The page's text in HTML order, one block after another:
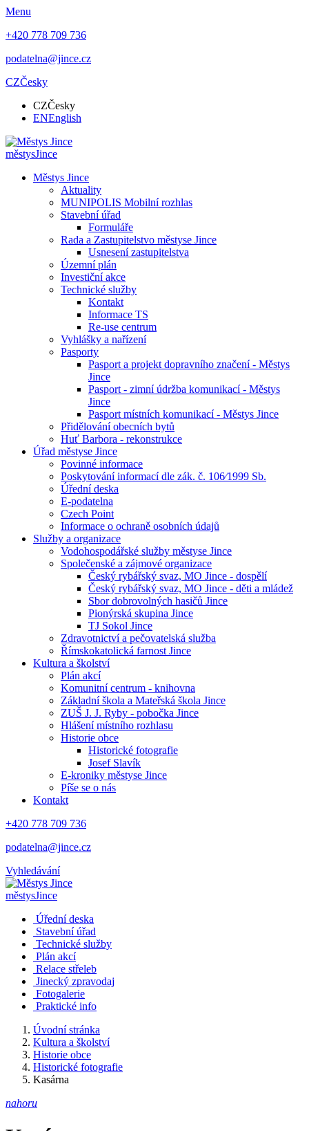
Menu
+420 778 709 736
podatelna@jince.cz
CZČesky
CZČesky
ENEnglish
městysJince
Městys Jince
Aktuality
MUNIPOLIS Mobilní rozhlas
Stavební úřad
Formuláře
Rada a Zastupitelstvo městyse Jince
Usnesení zastupitelstva
Územní plán
Investiční akce
Technické služby
Kontakt
Informace TS
Re-use centrum
Vyhlášky a nařízení
Pasporty
Pasport a projekt dopravního značení - Městys
Jince
Pasport - zimní údržba komunikací - Městys
Jince
Pasport místních komunikací - Městys Jince
Přidělování obecních bytů
Huť Barbora - rekonstrukce
Úřad městyse Jince
Povinné informace
Poskytování informací dle zák. č. 106⁄1999 Sb.
Úřední deska
E-podatelna
Czech Point
Informace o ochraně osobních údajů
Služby a organizace
Vodohospodářské služby městyse Jince
Společenské a zájmové organizace
Český rybářský svaz, MO Jince - dospělí
Český rybářský svaz, MO Jince - děti a mládež
Sbor dobrovolných hasičů Jince
Pionýrská skupina Jince
TJ Sokol Jince
Zdravotnictví a pečovatelská služba
Římskokatolická farnost Jince
Kultura a školství
Plán akcí
Komunitní centrum - knihovna
Základní škola a Mateřská škola Jince
ZUŠ J. J. Ryby - pobočka Jince
Hlášení místního rozhlasu
Historie obce
Historické fotografie
Josef Slavík
E-kroniky městyse Jince
Píše se o nás
Kontakt
+420 778 709 736
podatelna@jince.cz
Vyhledávání
městysJince
Úřední deska
Stavební úřad
Technické služby
Plán akcí
Relace střeleb
Jinecký zpravodaj
Fotogalerie
Praktické info
Úvodní stránka
Kultura a školství
Historie obce
Historické fotografie
Kasárna
nahoru